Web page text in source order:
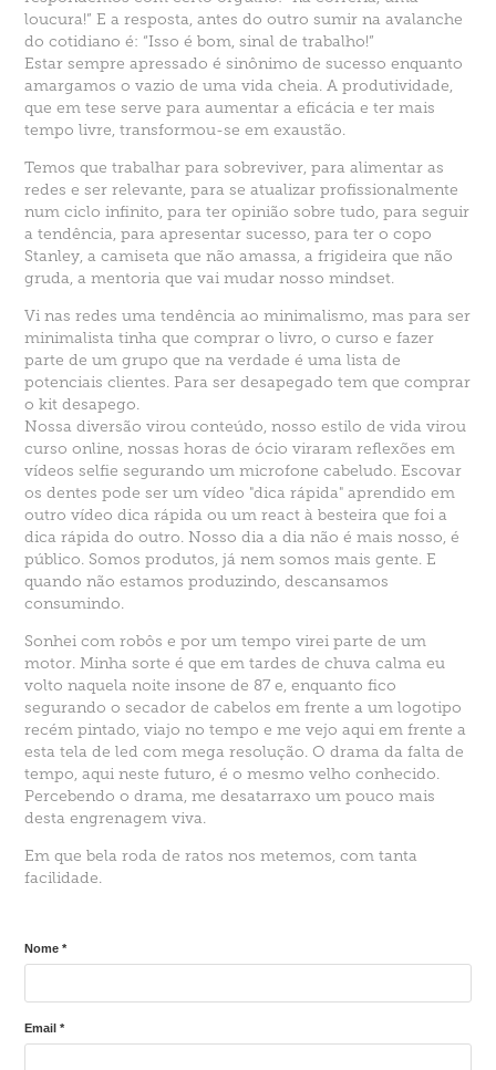
loucura!” E a resposta, antes do outro sumir na avalanche
do cotidiano é: “Isso é bom, sinal de trabalho!”
Estar sempre apressado é sinônimo de sucesso enquanto
amargamos o vazio de uma vida cheia. A produtividade,
que em tese serve para aumentar a eficácia e ter mais
tempo livre, transformou-se em exaustão.
Temos que trabalhar para sobreviver, para alimentar as
redes e ser relevante, para se atualizar profissionalmente
num ciclo infinito, para ter opinião sobre tudo, para seguir
a tendência, para apresentar sucesso, para ter o copo
Stanley, a camiseta que não amassa, a frigideira que não
gruda, a mentoria que vai mudar nosso mindset.
Vi nas redes uma tendência ao minimalismo, mas para ser
minimalista tinha que comprar o livro, o curso e fazer
parte de um grupo que na verdade é uma lista de
potenciais clientes. Para ser desapegado tem que comprar
o kit desapego.
Nossa diversão virou conteúdo, nosso estilo de vida virou
curso online, nossas horas de ócio viraram reflexões em
vídeos selfie segurando um microfone cabeludo. Escovar
os dentes pode ser um vídeo "dica rápida" aprendido em
outro vídeo dica rápida ou um react à besteira que foi a
dica rápida do outro. Nosso dia a dia não é mais nosso, é
público. Somos produtos, já nem somos mais gente. E
quando não estamos produzindo, descansamos
consumindo.
Sonhei com robôs e por um tempo virei parte de um
motor. Minha sorte é que em tardes de chuva calma eu
volto naquela noite insone de 87 e, enquanto fico
segurando o secador de cabelos em frente a um logotipo
recém pintado, viajo no tempo e me vejo aqui em frente a
esta tela de led com mega resolução. O drama da falta de
tempo, aqui neste futuro, é o mesmo velho conhecido.
Percebendo o drama, me desatarraxo um pouco mais
desta engrenagem viva.
Em que bela roda de ratos nos metemos, com tanta
facilidade.
Nome *
Email *